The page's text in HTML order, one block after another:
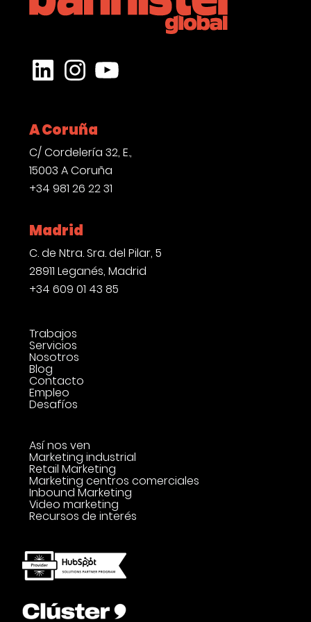
LinkedIn Instagram YouTube
A Coruña
C/ Cordelería 32, E.,
15003 A Coruña
+34 981 26 22 31
Madrid
C. de Ntra. Sra. del Pilar, 5
28911 Leganés, Madrid
+34 609 01 43 85
Trabajos
Servicios
Nosotros
Blog
Contacto
Empleo
Desafíos
Así nos ven
Marketing industrial
Retail Marketing
Marketing centros comerciales
Inbound Marketing
Video marketing
Recursos de interés